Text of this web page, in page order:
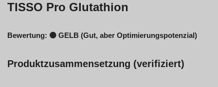
TISSO Pro Glutathion
Bewertung: 🟡 GELB (Gut, aber Optimierungspotenzial)
Produktzusammensetzung (verifiziert)